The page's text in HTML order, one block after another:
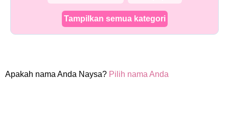
Tampilkan semua kategori
Apakah nama Anda Naysa? Pilih nama Anda